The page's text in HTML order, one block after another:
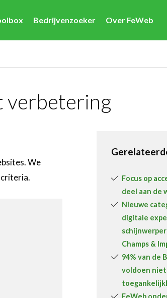
Bedrijvenzoeker Over FeWeb
verbetering
We
Focus op
deel aan de
Nieuwe
digitale
Champs &
94% van de
voldoen niet